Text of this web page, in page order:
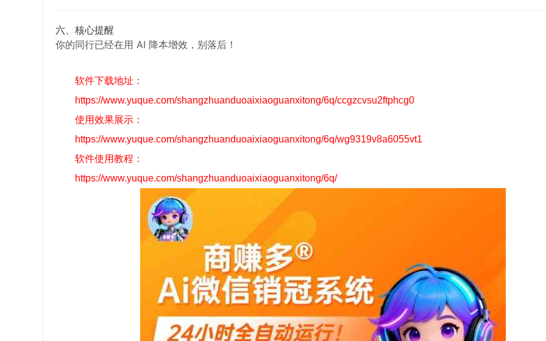
六、核心提醒
你的同行已经在用 AI 降本增效，别落后！
软件下载地址：
https://www.yuque.com/shangzhuanduoaixiaoguanxitong/6q/ccgzcvsu2ftphcg0
使用效果展示：
https://www.yuque.com/shangzhuanduoaixiaoguanxitong/6q/wg9319v8a6055vt1
软件使用教程：
https://www.yuque.com/shangzhuanduoaixiaoguanxitong/6q/